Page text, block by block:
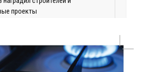
проекты
в России вырос на 38%